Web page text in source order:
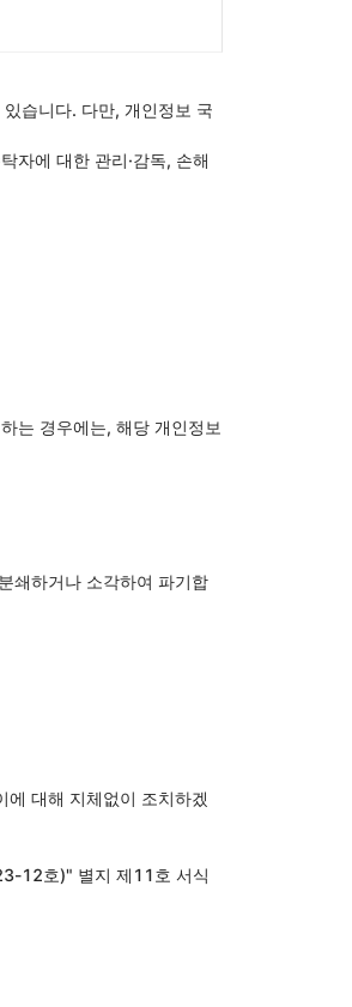
습니다. 다만, 개인정보 국
자에 대한 관리·감독, 손해
는 경우에는, 해당 개인정보
쇄하거나 소각하여 파기합
대해 지체없이 조치하겠
12호)" 별지 제11호 서식